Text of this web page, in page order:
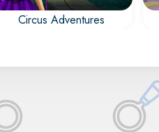
Circus Adventures
Descubra el Circo y
números ocultos y las